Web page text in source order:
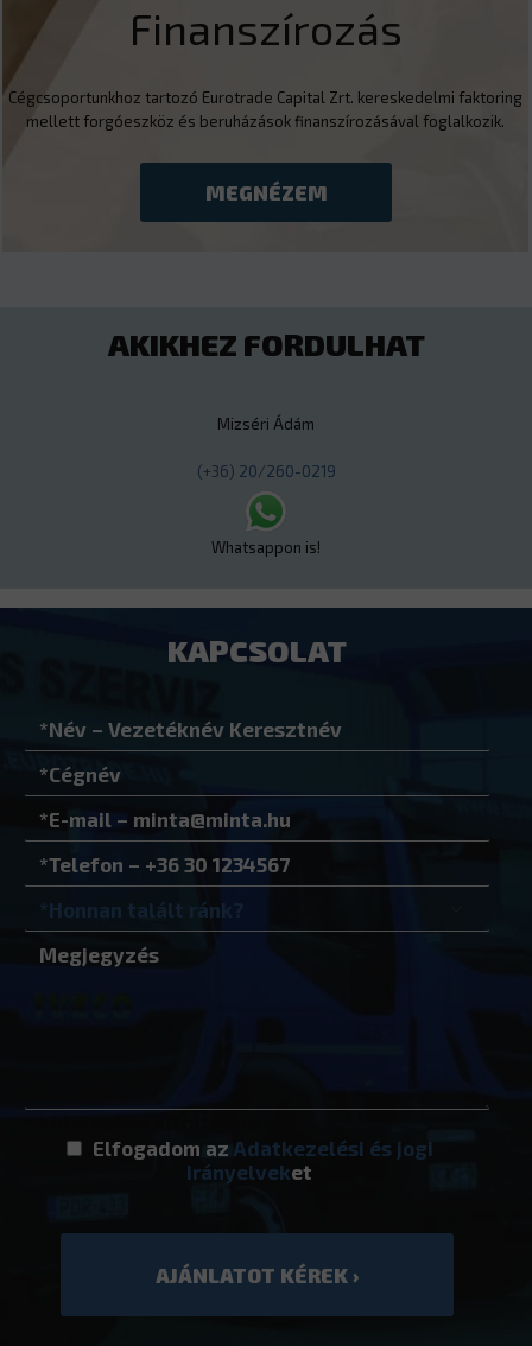
Finanszírozás
Cégcsoportunkhoz tartozó Eurotrade Capital Zrt. kereskedelmi faktoring
mellett forgóeszköz és beruházások finanszírozásával foglalkozik.
MEGNÉZEM
AKIKHEZ FORDULHAT
Mizséri Ádám
(+36) 20/260-0219
Whatsappon is!
KAPCSOLAT
Elfogadom az Adatkezelési és jogi
irányelveket